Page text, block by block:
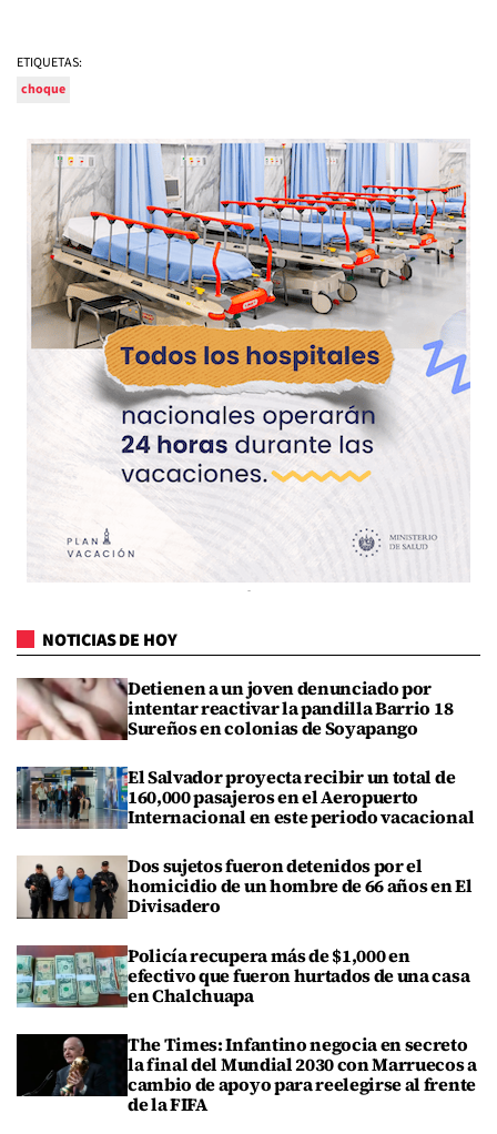
ETIQUETAS:
choque
NOTICIAS DE HOY
Detienen a un joven denunciado por
intentar reactivar la pandilla Barrio 18
Sureños en colonias de Soyapango
El Salvador proyecta recibir un total de
160,000 pasajeros en el Aeropuerto
Internacional en este periodo vacacional
Dos sujetos fueron detenidos por el
homicidio de un hombre de 66 años en El
Divisadero
Policía recupera más de $1,000 en
efectivo que fueron hurtados de una casa
en Chalchuapa
The Times: Infantino negocia en secreto
la final del Mundial 2030 con Marruecos a
cambio de apoyo para reelegirse al frente
de la FIFA